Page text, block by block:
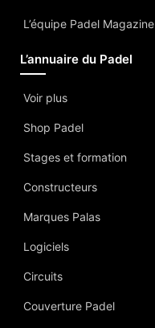
L’équipe Padel Magazine
L’annuaire du Padel
Voir plus
Shop Padel
Stages et formation
Constructeurs
Marques Palas
Logiciels
Circuits
Couverture Padel